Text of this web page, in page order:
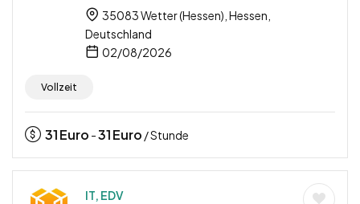
35083 Wetter (Hessen), Hessen,
Deutschland
02/08/2026
Vollzeit
31Euro -31Euro / Stunde
IT, EDV